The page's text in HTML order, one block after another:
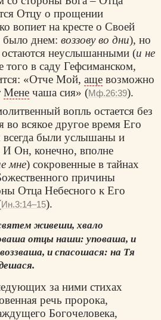
Отцу о прощении
вопиет на кресте о Своей
было днем: воззову во дни), но
неуслышанными (и не
того в саду Гефсиманском,
«Отче Мой, аще возможно
Мене чаша сия» (Мф.26:39).
вопль остается без
во всякое другое время Его
были услышаны и
И Он, конечно, вполне
мне) сокровенные в тайнах
причины
Отца Небесного к Его
Ин.3:14–15).
живеши, хвало
отцы наши: уповаша, и
и спасошася: на Тя
за ними стихах
речь пророка,
Богочеловека,